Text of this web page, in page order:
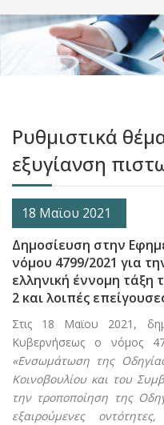
Ρυθμιστικά
εξυγίανση
18 Μαϊου 2021
Δημοσίευση στην
νόμου 4799/2021 για
ελληνική έννομη τάξη
2 και λοιπές
Στις 18 Μαϊου 2021,
Κυβερνήσεως ο νόμος
«Ενσωμάτωση της
Κοινοβουλίου και του
την τροποποίηση της
εξαιρούμενες